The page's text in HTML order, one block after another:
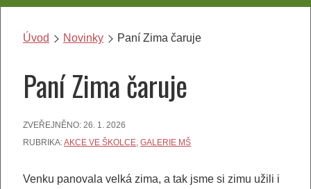
Úvod Novinky Paní Zima čaruje
Paní Zima čaruje
ZVEŘEJNĚNO: 26. 1. 2026
RUBRIKA:AKCE VE ŠKOLCE, GALERIE MŠ
Venku panovala velká zima, a tak jsme si zimu užili i